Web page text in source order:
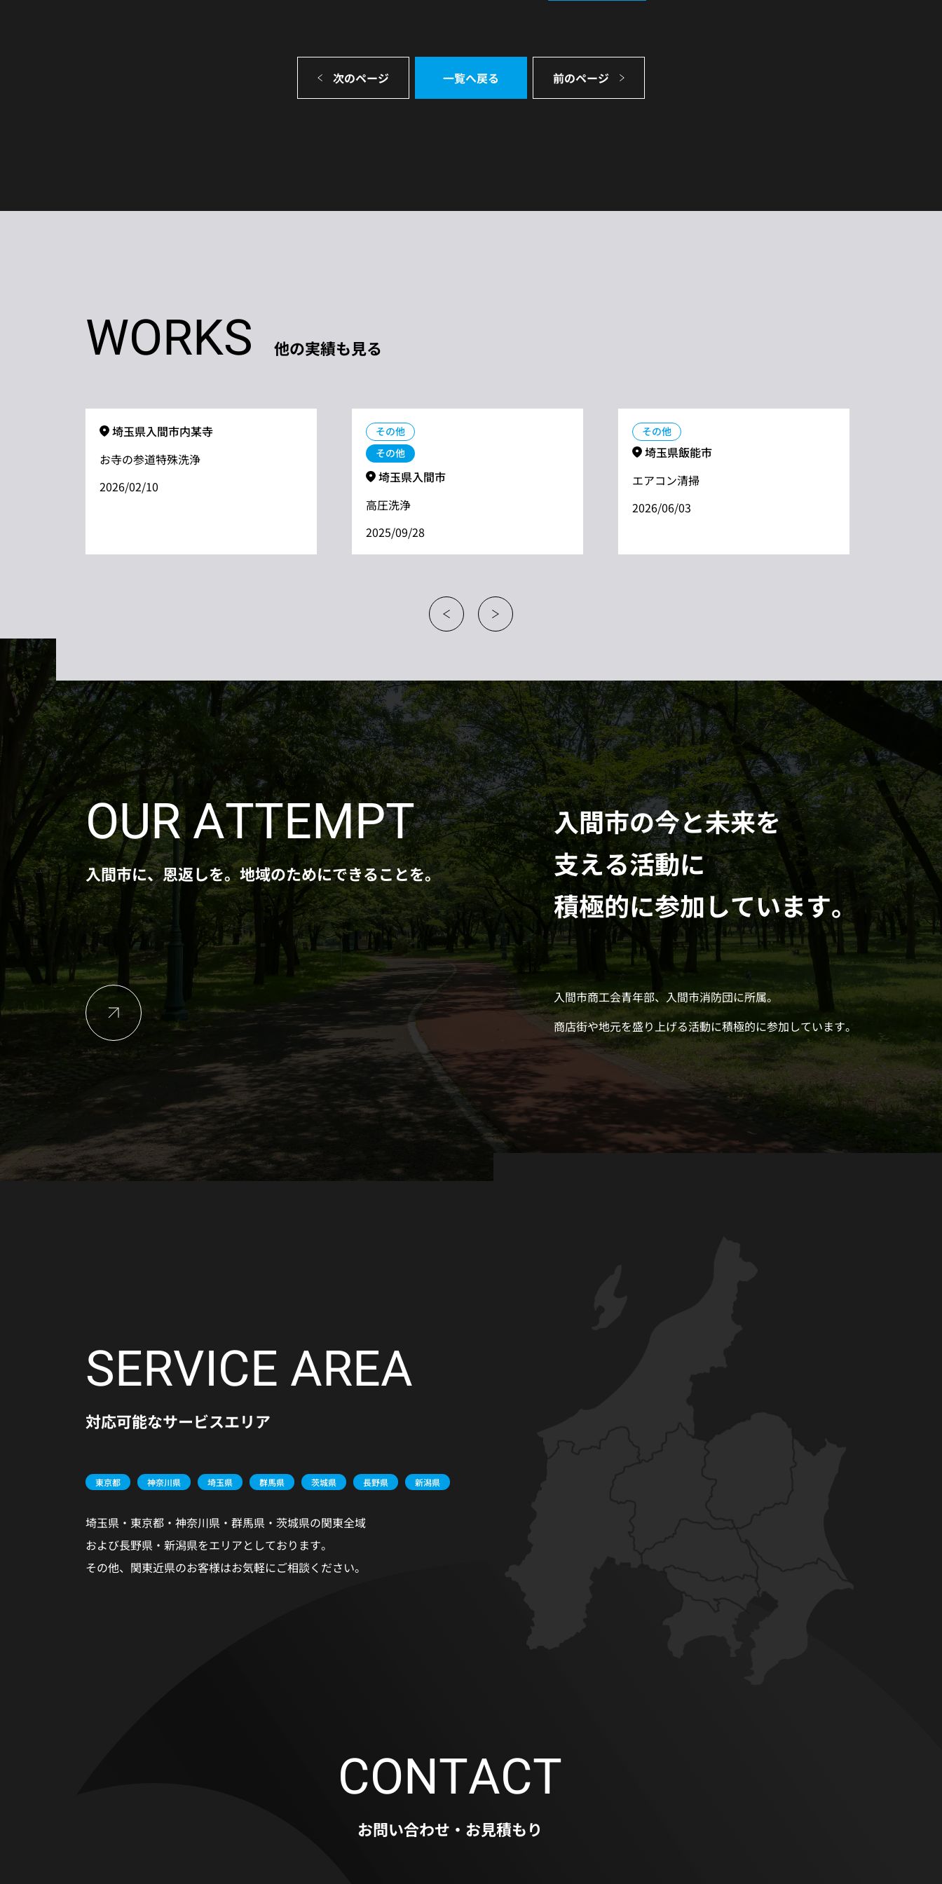
次のページ 一覧へ戻る 前のページ
WORKS 他の実績も見る
埼玉県入間市内某寺
お寺の参道特殊洗浄
2026/02/10
その他
その他
埼玉県入間市
高圧洗浄
2025/09/28
その他
埼玉県飯能市
エアコン清掃
2026/06/03
OUR ATTEMPT
入間市に、恩返しを。地域のためにできることを。
入間市の今と未来を
支える活動に
積極的に参加しています。
入間市商工会青年部、入間市消防団に所属。
商店街や地元を盛り上げる活動に積極的に参加しています。
SERVICE AREA
対応可能なサービスエリア
東京都 神奈川県 埼玉県 群馬県 茨城県 長野県 新潟県
埼玉県・東京都・神奈川県・群馬県・茨城県の関東全域
および長野県・新潟県をエリアとしております。
その他、関東近県のお客様はお気軽にご相談ください。
CONTACT
お問い合わせ・お見積もり